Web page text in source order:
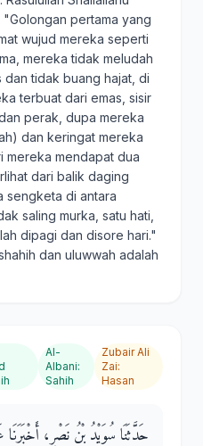
pertama yang
wujud mereka seperti
mereka tidak meludah
tidak buang hajat, di
terbuat dari emas, sisir
perak, dupa mereka
dan keringat mereka
mereka mendapat dua
dari balik daging
sengketa di antara
saling murka, satu hati,
dipagi dan disore hari."
dan uluwwah adalah
Al-
Albani:
Sahih
Zubair Ali
Zai:
Hasan
حَدَّثَنَا سُوَيْدُ بْنُ نَصْرٍ، أَخْبَرَنَا